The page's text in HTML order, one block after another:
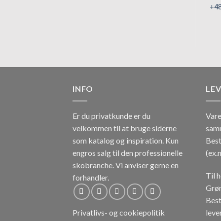
INFO
Er du privatkunde er du
velkommen til at bruge siderne
som katalog og inspiration. Kun
engros salg til den professionelle
skobranche.Vi anviser gerne en
forhandler.
Privatlivs- og cookiepolitik
Til